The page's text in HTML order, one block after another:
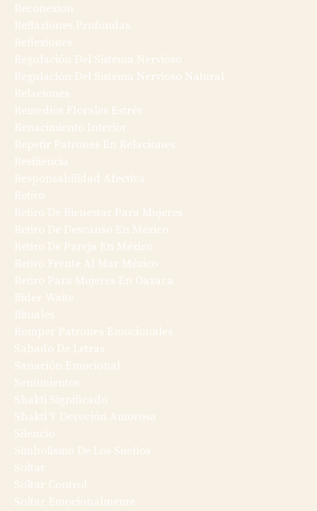
Reconexion
Reflaxiones Profundas
Reflexiones
Regulación Del Sistema Nervioso
Regulación Del Sistema Nervioso Natural
Relaciones
Remedios Florales Estrés
Renacimiento Interior
Repetir Patrones En Relaciones
Resiliencia
Responsabilidad Afectiva
Retiro
Retiro De Bienestar Para Mujeres
Retiro De Descanso En México
Retiro De Pareja En México
Retiro Frente Al Mar México
Retiro Para Mujeres En Oaxaca
Rider-Waite
Rituales
Romper Patrones Emocionales
Sabado De Letras
Sanación Emocional
Sentimientos
Shakti Significado
Shakti Y Devoción Amorosa
Silencio
Simbolismo De Los Sueños
Soltar
Soltar Control
Soltar Emocionalmente